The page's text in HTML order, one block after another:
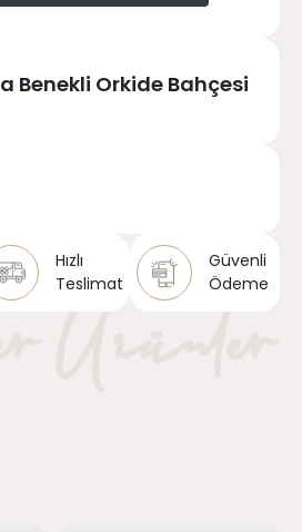
Benekli Orkide Bahçesi
Hızlı
Teslimat
Güvenli
Ödeme